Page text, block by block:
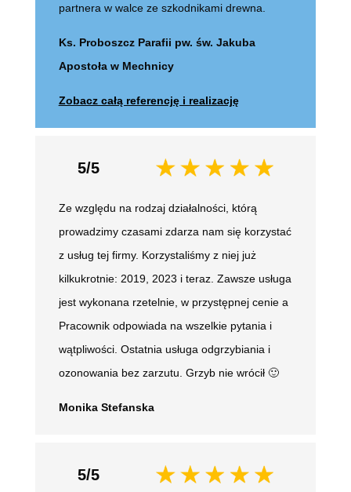
partnera w walce ze szkodnikami drewna.
Ks. Proboszcz Parafii pw. św. Jakuba
Apostoła w Mechnicy
Zobacz całą referencję i realizację
5/5
Ze względu na rodzaj działalności, którą
prowadzimy czasami zdarza nam się korzystać
z usług tej firmy. Korzystaliśmy z niej już
kilkukrotnie: 2019, 2023 i teraz. Zawsze usługa
jest wykonana rzetelnie, w przystępnej cenie a
Pracownik odpowiada na wszelkie pytania i
wątpliwości. Ostatnia usługa odgrzybiania i
ozonowania bez zarzutu. Grzyb nie wrócił 🙂
Monika Stefanska
5/5